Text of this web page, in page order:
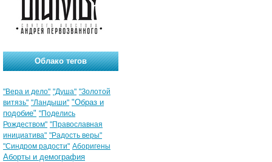
Облако тегов
"Вера и дело" "Душа" "Золотой
витязь" "Ландыши" "Образ и
подобие" "Поделись
Рождеством" "Православная
инициатива" "Радость веры"
"Синдром радости" Аборигены
Аборты и демография